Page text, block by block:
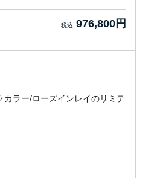
976,800円
ラー/ローズインレイのリミテ